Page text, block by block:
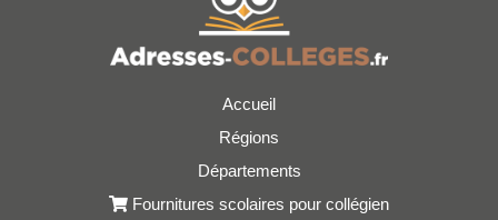
Accueil
Régions
Départements
Fournitures scolaires pour collégien